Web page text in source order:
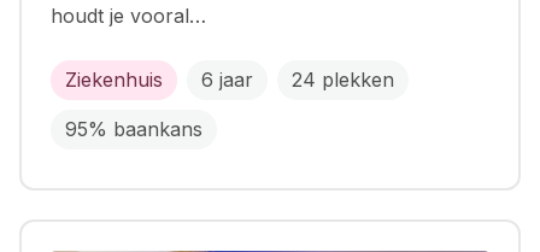
houdt je vooral…
Ziekenhuis 6 jaar 24 plekken
95% baankans